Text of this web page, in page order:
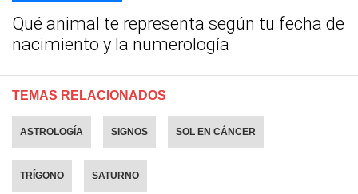
Qué animal te representa según tu fecha de
nacimiento y la numerología
TEMAS RELACIONADOS
ASTROLOGÍA SIGNOS SOL EN CÁNCER
TRÍGONO SATURNO